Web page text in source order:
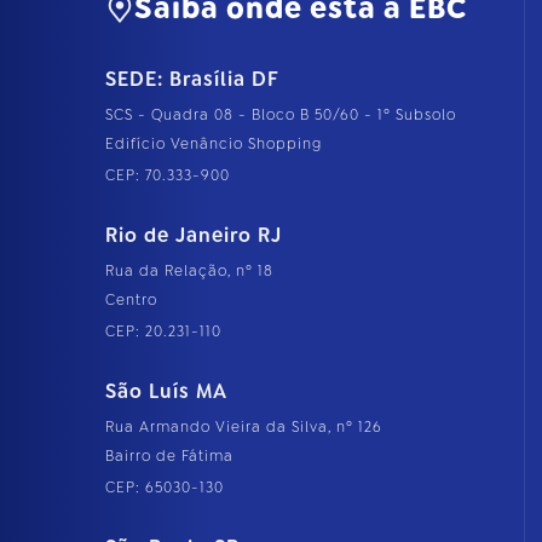
Saiba onde está a EBC
SEDE: Brasília DF
SCS - Quadra 08 - Bloco B 50/60 - 1º Subsolo
Edifício Venâncio Shopping
CEP: 70.333-900
Rio de Janeiro RJ
Rua da Relação, nº 18
Centro
CEP: 20.231-110
São Luís MA
Rua Armando Vieira da Silva, nº 126
Bairro de Fátima
CEP: 65030-130